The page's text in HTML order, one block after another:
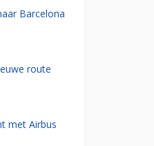
Barcelona
route
met Airbus